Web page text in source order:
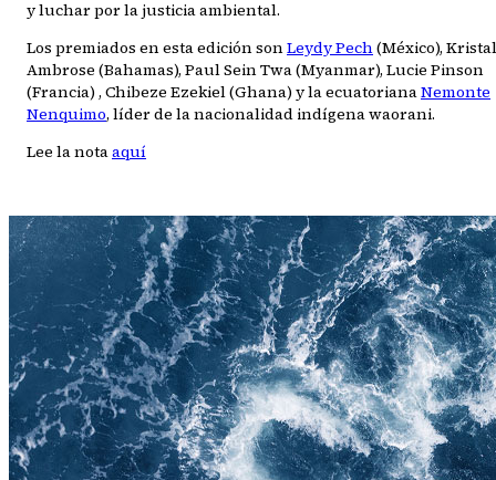
y luchar por la justicia ambiental.
Los premiados en esta edición sonLeydy Pech(México), Kristal
Ambrose (Bahamas), Paul Sein Twa (Myanmar), Lucie Pinson
(Francia) , Chibeze Ezekiel (Ghana) y la ecuatorianaNemonte
Nenquimo, líder de la nacionalidad indígena waorani.
Lee la notaaquí